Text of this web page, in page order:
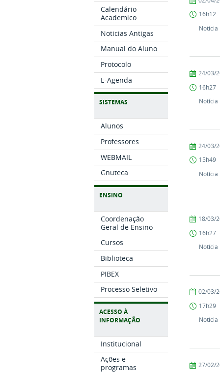
Calendário
Academico
Noticias Antigas
Manual do Aluno
Protocolo
E-Agenda
SISTEMAS
Alunos
Professores
WEBMAIL
Gnuteca
ENSINO
Coordenação
Geral de Ensino
Cursos
Biblioteca
PIBEX
Processo Seletivo
ACESSO À
INFORMAÇÃO
Institucional
Ações e
programas
COARI16h12
Notícia
por
COARI
publicado
24/03/
16h27
Notícia
por
COARI
publicado
24/03/
15h49
Notícia
por
COARI
publicado
18/03/
16h27
Notícia
por
COARI
publicado
02/03/
17h29
Notícia
por
publicado
27/02/